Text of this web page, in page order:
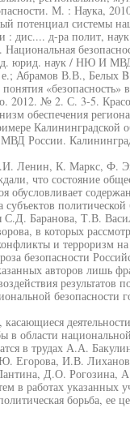
М. : Наука,
потенциал системы
: дис.... д-ра полит,
юрид. наук / НЮ И
Абрамов В.В., Белых
«безопасность»
2012. № 2. С. 3-5.
обеспечения
Калининградской
России.
Ленин, К. Маркс, Ф.
что состояние
обусловливает
субъектов
С.Д. Баранова, Т.В.
в которых
и терроризм на
безопасности
авторов лишь
результатов
безопасности
в области
в трудах А.А.
Егорова, И.В.
Д.О. Рогозина,
в работах указанных
борьба, ее